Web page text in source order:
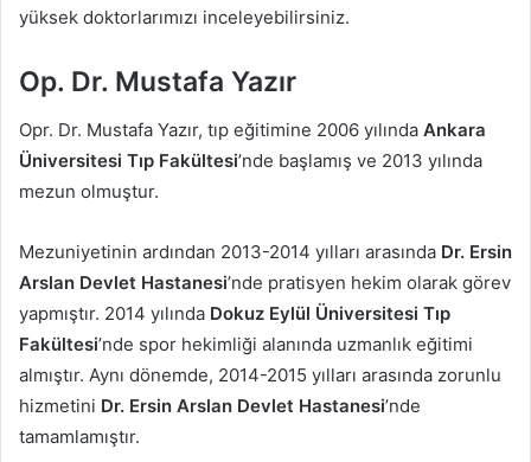
yüksek doktorlarımızı inceleyebilirsiniz.
Op. Dr. Mustafa Yazır
Opr. Dr. Mustafa Yazır, tıp eğitimine 2006 yılında Ankara
Üniversitesi Tıp Fakültesi’nde başlamış ve 2013 yılında
mezun olmuştur.
Mezuniyetinin ardından 2013-2014 yılları arasında Dr. Ersin
Arslan Devlet Hastanesi’nde pratisyen hekim olarak görev
yapmıştır. 2014 yılında Dokuz Eylül Üniversitesi Tıp
Fakültesi’nde spor hekimliği alanında uzmanlık eğitimi
almıştır. Aynı dönemde, 2014-2015 yılları arasında zorunlu
hizmetini Dr. Ersin Arslan Devlet Hastanesi’nde
tamamlamıştır.